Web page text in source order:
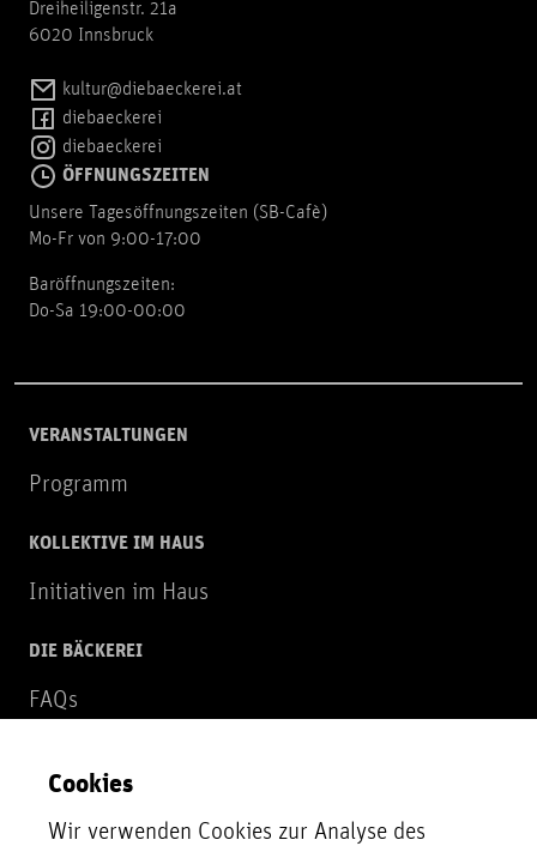
Dreiheiligenstr. 21a
6020 Innsbruck
kultur@diebaeckerei.at
diebaeckerei
diebaeckerei
ÖFFNUNGSZEITEN
Unsere Tagesöffnungszeiten (SB-Cafè)
Mo-Fr von 9:00-17:00
Baröffnungszeiten:
Do-Sa 19:00-00:00
VERANSTALTUNGEN
Programm
KOLLEKTIVE IM HAUS
Initiativen im Haus
DIE BÄCKEREI
FAQs
NEWSLETTER
Zur Newsletter Anmeldung
Cookies
Wir verwenden Cookies zur Analyse des